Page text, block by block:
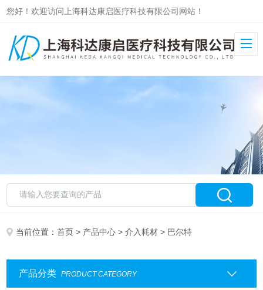
您好！欢迎访问上海科达康启医疗科技有限公司网站！
当前位置：首页 > 产品中心 >介入耗材 > 巴尔特
产品分类 PRODUCT CATEGORY